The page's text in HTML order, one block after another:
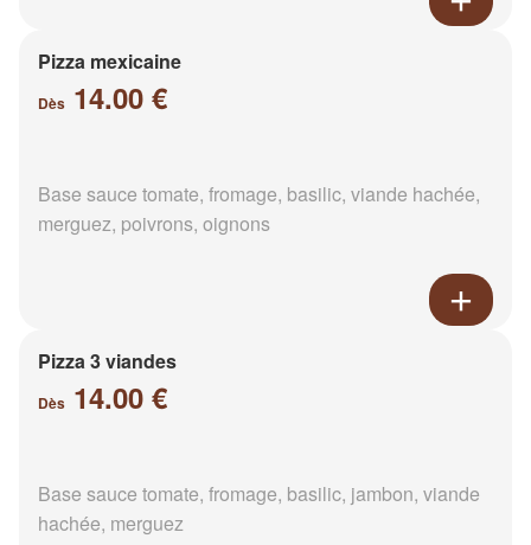
Pizza mexicaine
Dès 14.00 €
Base sauce tomate, fromage, basilic, viande hachée,
merguez, poivrons, oignons
Pizza 3 viandes
Dès 14.00 €
Base sauce tomate, fromage, basilic, jambon, viande
hachée, merguez